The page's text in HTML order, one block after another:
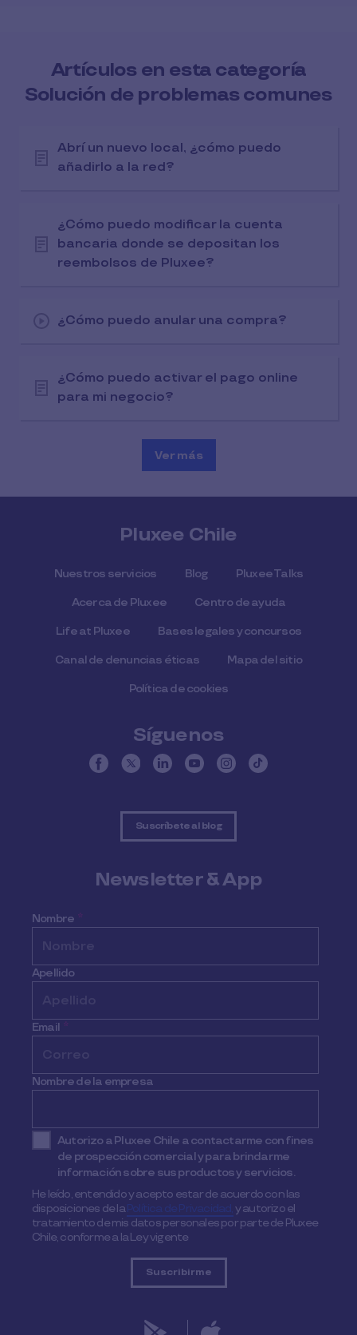
Artículos en esta categoría
Solución de problemas comunes
Abrí un nuevo local, ¿cómo puedo
añadirlo a la red?
¿Cómo puedo modificar la cuenta
bancaria donde se depositan los
reembolsos de Pluxee?
¿Cómo puedo anular una compra?
¿Cómo puedo activar el pago online
para mi negocio?
Ver más
Pluxee Chile
Nuestros servicios Blog Pluxee Talks
Acerca de Pluxee Centro de ayuda
Life at Pluxee Bases legales y concursos
Canal de denuncias éticas Mapa del sitio
Política de cookies
Síguenos
Suscríbete al blog
Newsletter & App
Nombre *
Apellido
Email *
Nombre de la empresa
Autorizo a Pluxee Chile a contactarme con fines
de prospección comercial y para brindarme
información sobre sus productos y servicios.
He leído, entendido y acepto estar de acuerdo con las
disposiciones de laPolítica de Privacidad,y autorizo el
tratamiento de mis datos personales por parte de Pluxee
Chile, conforme a la Ley vigente